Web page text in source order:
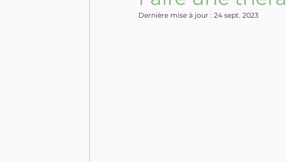
Pourquoi et comment lâcher prise?
Dernière mise à jour : 24 sept. 2023